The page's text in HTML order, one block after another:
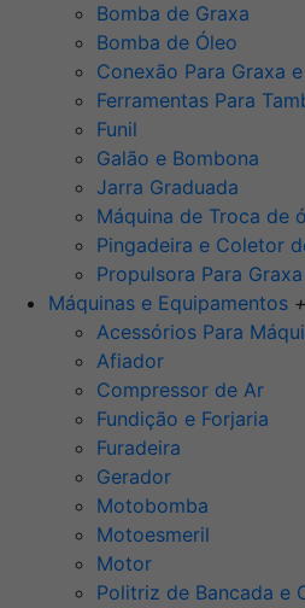
Bomba de Graxa
Bomba de Óleo
Conexão Para Graxa
Ferramentas Para
Funil
Galão e Bombona
Jarra Graduada
Máquina de Troca de
Pingadeira e Coletor
Propulsora Para
Máquinas e Equipamentos +
Acessórios Para
Afiador
Compressor de Ar
Fundição e Forjaria
Furadeira
Gerador
Motobomba
Motoesmeril
Motor
Politriz de Bancada e